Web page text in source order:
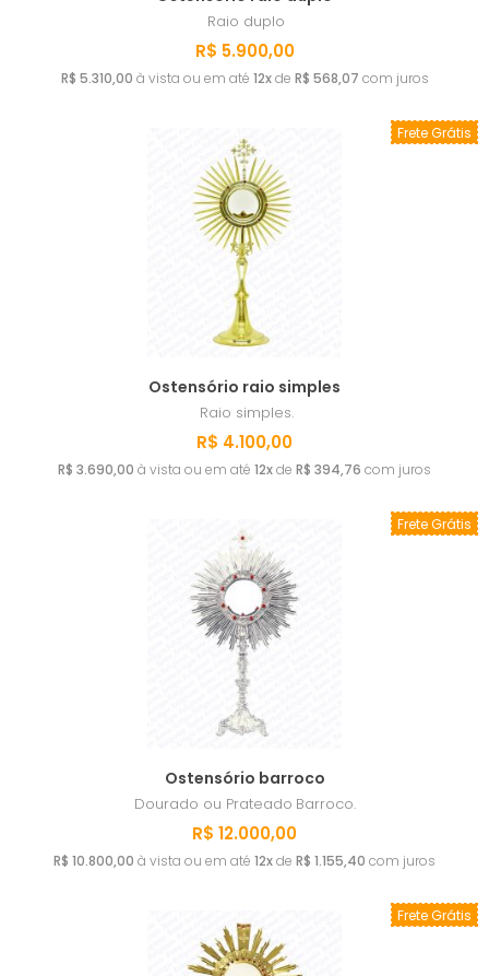
Raio duplo
R$ 5.900,00
R$ 5.310,00 à vista ou em até 12xde R$ 568,07 com juros
Frete Grátis
Ostensório raio simples
Raio simples.
R$ 4.100,00
R$ 3.690,00 à vista ou em até 12xde R$ 394,76 com juros
Frete Grátis
Ostensório barroco
Dourado ou Prateado Barroco.
R$ 12.000,00
R$ 10.800,00 à vista ou em até 12xde R$ 1.155,40 com juros
Frete Grátis